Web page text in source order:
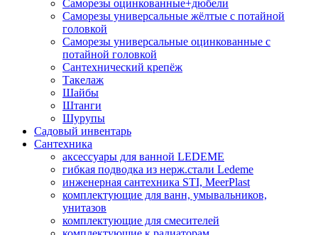
Саморезы оцинкованные+дюбели
Саморезы универсальные жёлтые с потайной
головкой
Саморезы универсальные оцинкованные с
потайной головкой
Сантехнический крепёж
Такелаж
Шайбы
Штанги
Шурупы
Садовый инвентарь
Сантехника
аксессуары для ванной LEDEME
гибкая подводка из нерж.стали Ledeme
инженерная сантехника STI, MeerPlast
комплектующие для ванн, умывальников,
унитазов
комплектующие для смесителей